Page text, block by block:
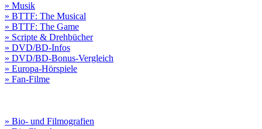
» Musik
» BTTF: The Musical
» BTTF: The Game
» Scripte & Drehbücher
» DVD/BD-Infos
» DVD/BD-Bonus-Vergleich
» Europa-Hörspiele
» Fan-Filme
» Bio- und Filmografien